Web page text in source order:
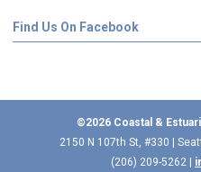
Find Us On Facebook
©2026 Coastal &
2150 N 107th St, #330 |
(206) 209-5262 |